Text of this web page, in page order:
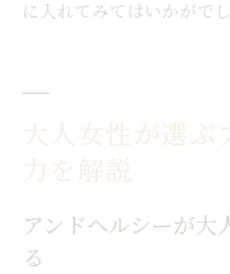
に入れてみてはいかがでし
大人女性が選
力を解説
アンドヘルシーが大
る